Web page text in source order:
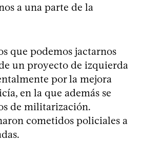
a una parte de la
que podemos jactarnos
un proyecto de izquierda
por la mejora
en la que además se
de militarización.
cometidos policiales a